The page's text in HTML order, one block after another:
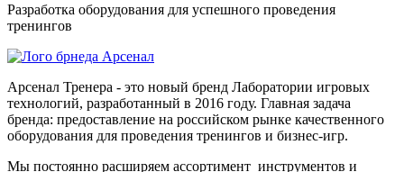
Разработка оборудования для успешного проведения
тренингов
Арсенал Тренера - это новый бренд Лаборатории игровых
технологий, разработанный в 2016 году. Главная задача
бренда: предоставление на российском рынке качественного
оборудования для проведения тренингов и бизнес-игр.
Мы постоянно расширяем ассортимент инструментов и